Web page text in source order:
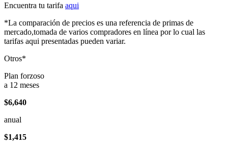
Encuentra tu tarifa aqui
*La comparación de precios es una referencia de primas de
mercado,tomada de varios compradores en línea por lo cual las
tarifas aqui presentadas pueden variar.
Otros*
Plan forzoso
a 12 meses
$6,640
anual
$1,415